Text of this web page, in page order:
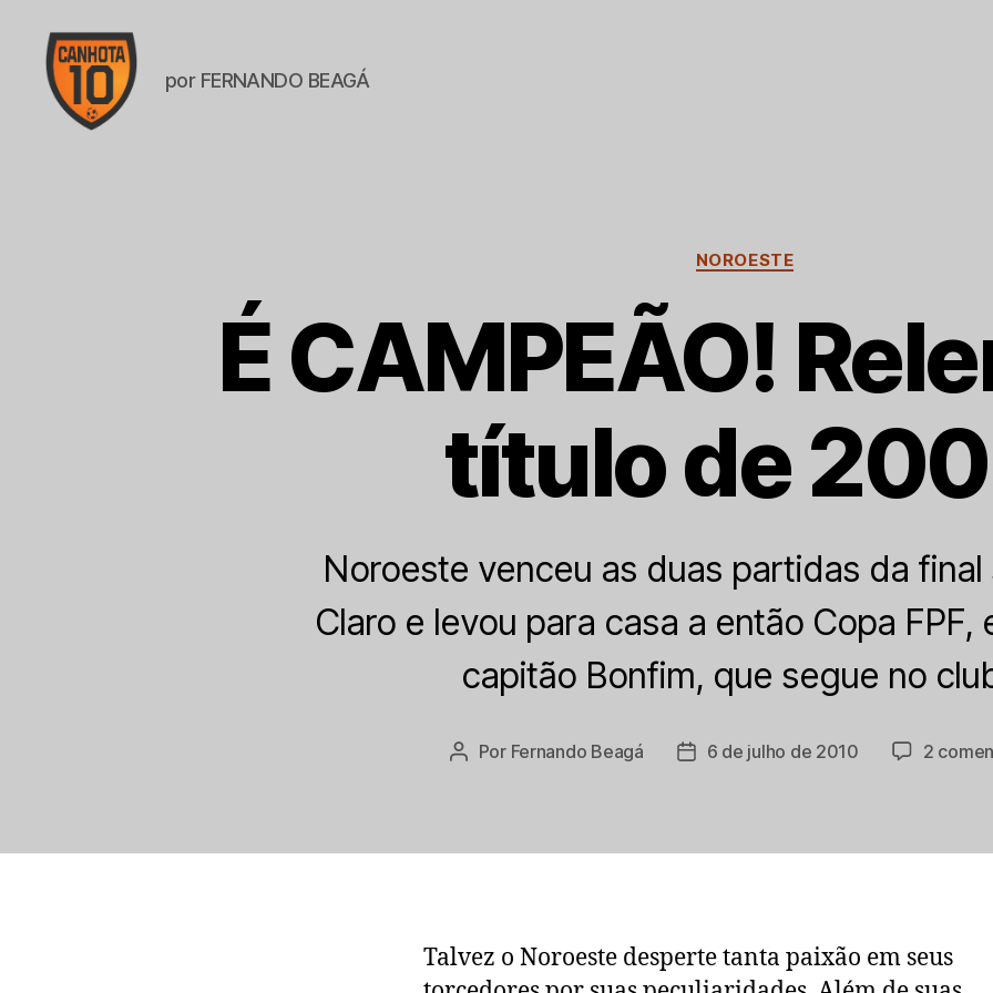
por FERNANDO BEAGÁ
Categorias
NOROESTE
É CAMPEÃO!
título de
Noroeste venceu as duas partidas da final
Claro e levou para casa a então Copa FPF,
capitão Bonfim, que segue no
Autor
Por Fernando Beagá
Data6 de julho de 2010 2
Talvez o Noroeste desperte tanta paixão em seus